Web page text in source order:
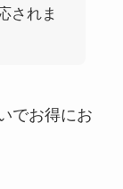
されま
でお得にお